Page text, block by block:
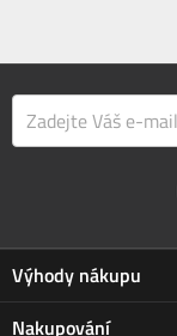
Výhody nákupu
Proč nakupovat u nás
Nakupování